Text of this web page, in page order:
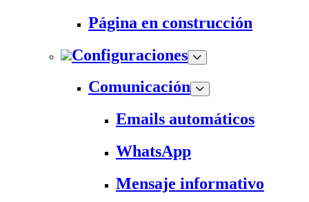
Página en construcción
Configuraciones
Comunicación
Emails automáticos
WhatsApp
Mensaje informativo